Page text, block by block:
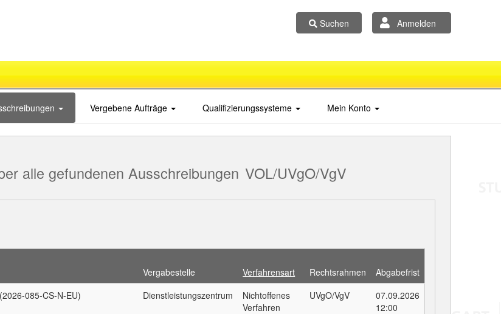
Suchen Anmelden
Vergebene Aufträge Qualifizierungssysteme Mein Konto
alle gefundenen Ausschreibungen VOL/UVgO/VgV
Vergabestelle Verfahrensart Rechtsrahmen
Abgabefrist
085-CS-N-EU) Dienstleistungszentrum
Nichtoffenes
Verfahren
UVgO/VgV
07.09.2026
12:00